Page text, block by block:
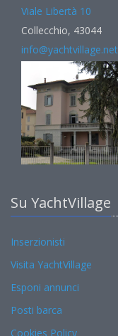
Viale Libertà 10
Collecchio, 43044
info@yachtvillage.net
Su YachtVillage
Inserzionisti
Visita YachtVillage
Esponi annunci
Posti barca
Cookies Policy